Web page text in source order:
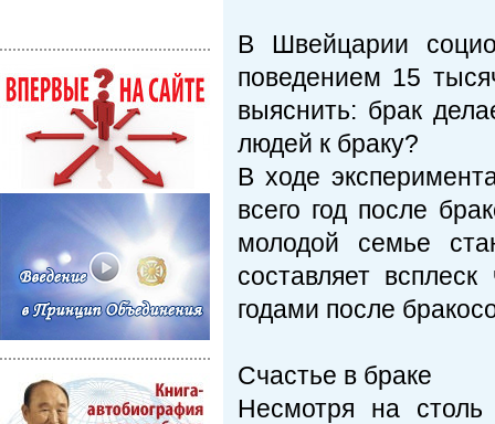
В Швейцарии
поведением 15
выяснить: брак
людей к браку?
В ходе
всего год после
молодой семье
составляет
годами после
Счастье в браке
Несмотря на столь